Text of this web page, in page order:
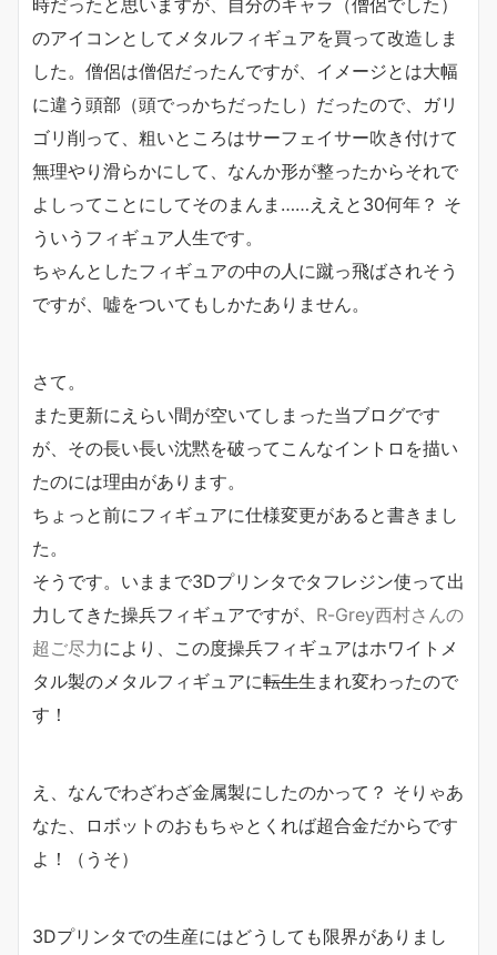
のアイコンとしてメタルフィギュアを買って改造しま
した。僧侶は僧侶だったんですが、イメージとは大幅
に違う頭部（頭でっかちだったし）だったので、ガリ
ゴリ削って、粗いところはサーフェイサー吹き付けて
無理やり滑らかにして、なんか形が整ったからそれで
よしってことにしてそのまんま……ええと30何年？ そ
ういうフィギュア人生です。
ちゃんとしたフィギュアの中の人に蹴っ飛ばされそう
ですが、嘘をついてもしかたありません。
さて。
また更新にえらい間が空いてしまった当ブログです
が、その長い長い沈黙を破ってこんなイントロを描い
たのには理由があります。
ちょっと前にフィギュアに仕様変更があると書きまし
た。
そうです。いままで3Dプリンタでタフレジン使って出
力してきた操兵フィギュアですが、 R-Grey西村さんの
超ご尽力により、この度操兵フィギュアはホワイトメ
タル製のメタルフィギュアに転生生まれ変わったので
す！
え、なんでわざわざ金属製にしたのかって？ そりゃあ
なた、ロボットのおもちゃとくれば超合金だからです
よ！（うそ）
3Dプリンタでの生産にはどうしても限界がありまし